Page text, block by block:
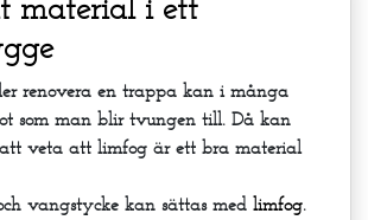
renovera en trappa kan i många
som man blir tvungen till. Då kan
veta att limfog är ett bra material
vangstycke kan sättas med limfog.